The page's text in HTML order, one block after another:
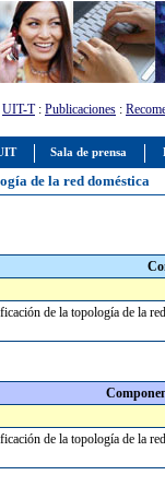
Sala de prensa
UIT-T: Publicaciones :
de la red doméstica
de la topología de la
de la topología de la